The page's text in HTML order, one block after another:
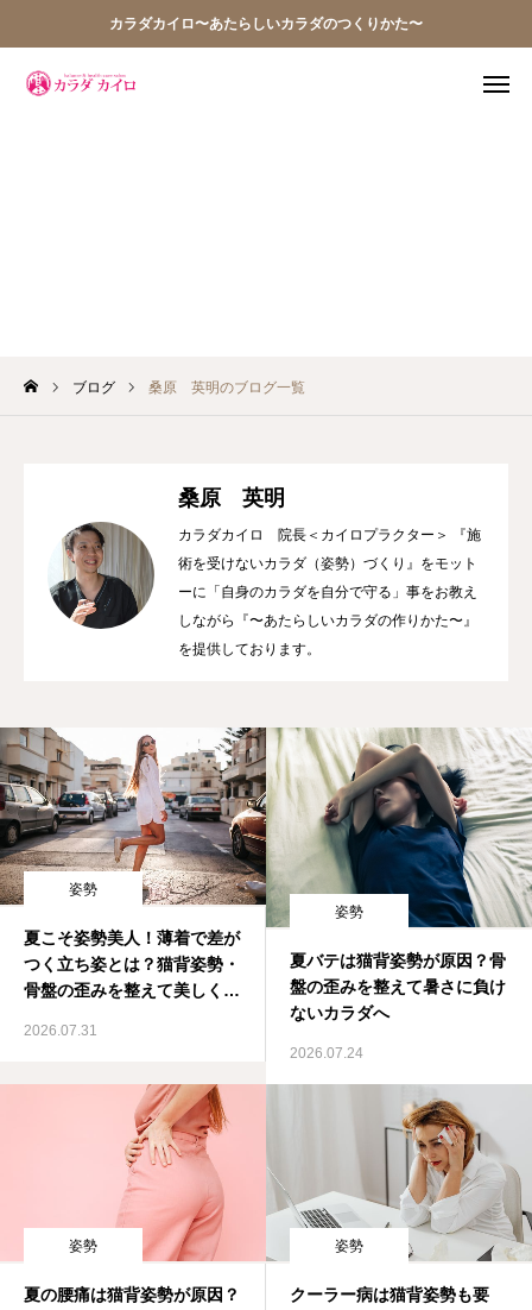
カラダカイロ〜あたらしいカラダのつくりかた〜
ブログ 桑原 英明のブログ一覧
桑原 英明
カラダカイロ 院長＜カイロプラクター＞ 『施
術を受けないカラダ（姿勢）づくり』をモット
ーに「自身のカラダを自分で守る」事をお教え
しながら『〜あたらしいカラダの作りかた〜』
を提供しております。
姿勢
夏こそ姿勢美人！薄着で差が
つく立ち姿とは？猫背姿勢・
骨盤の歪みを整えて美しく健
2026.07.31
姿勢
夏バテは猫背姿勢が原因？骨
盤の歪みを整えて暑さに負け
ないカラダへ
2026.07.24
姿勢
夏の腰痛は猫背姿勢が原因？
姿勢
クーラー病は猫背姿勢も要
お知らせ
施術料金